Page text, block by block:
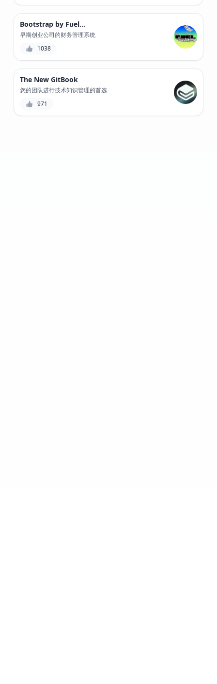
Bootstrap by Fuelfinance
早期创业公司的财务管理系统
1038
The New GitBook
您的团队进行技术知识管理的首选
971